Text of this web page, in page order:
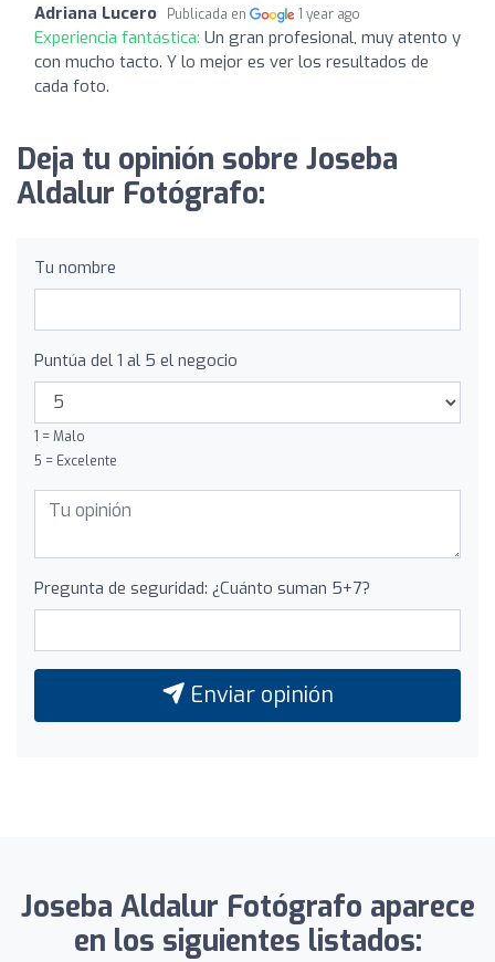
Adriana Lucero Publicada en 1 year ago
Experiencia fantástica: Un gran profesional, muy atento y
con mucho tacto. Y lo mejor es ver los resultados de
cada foto.
Deja tu opinión sobre Joseba
Aldalur Fotógrafo:
Tu nombre
Puntúa del 1 al 5 el negocio
1 = Malo
5 = Excelente
Pregunta de seguridad: ¿Cuánto suman 5+7?
Enviar opinión
Joseba Aldalur Fotógrafo aparece
en los siguientes listados: